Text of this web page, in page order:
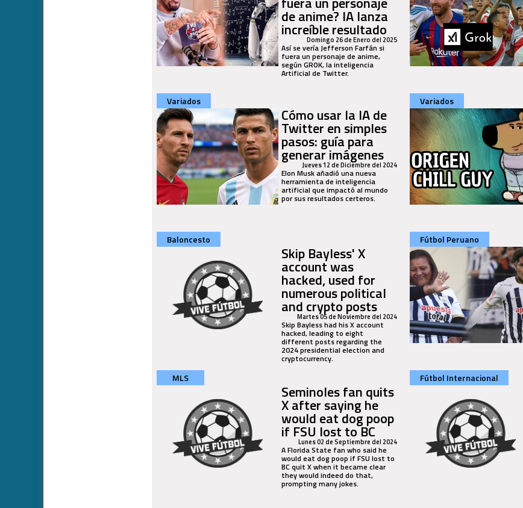
de anime? IA lanza
increíble resultado
Domingo 26 de Enero del 2025
Así se vería Jefferson Farfán si
fuera un personaje de anime,
según GROK, la inteligencia
Artificial de Twitter.
Variados
Cómo usar la IA de
Twitter en simples
pasos: guía para
generar imágenes
Jueves 12 de Diciembre del 2024
Elon Musk añadió una nueva
herramienta de inteligencia
artificial que impactó al mundo
por sus resultados certeros.
Variados
Baloncesto
Skip Bayless' X
account was
hacked, used for
numerous political
and crypto posts
Martes 05 de Noviembre del 2024
Skip Bayless had his X account
hacked, leading to eight
different posts regarding the
2024 presidential election and
cryptocurrency.
Fútbol Peruano
MLS
Seminoles fan quits
X after saying he
would eat dog poop
if FSU lost to BC
Lunes 02 de Septiembre del 2024
A Florida State fan who said he
would eat dog poop if FSU lost to
BC quit X when it became clear
they would indeed do that,
prompting many jokes.
Fútbol Internacional